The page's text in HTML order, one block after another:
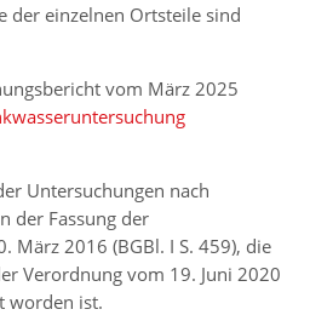
der einzelnen Ortsteile sind
vom März 2025
Untersuchungen nach
der Fassung der
März 2016 (BGBl. I S. 459), die
Verordnung vom 19. Juni 2020
worden ist.